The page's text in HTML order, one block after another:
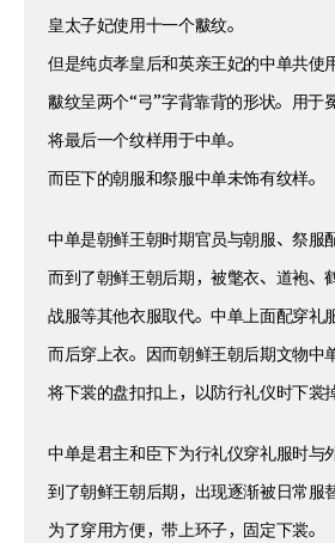
皇太子妃使用十一个黻纹。
但是纯贞孝皇后和英亲王妃的中单共使
黻纹呈两个“弓”字背靠背的形状。用于
将最后一个纹样用于中单。
而臣下的朝服和祭服中单未饰有纹样。
中单是朝鲜王朝时期官员与朝服、祭服
而到了朝鲜王朝后期，被氅衣、道袍、
战服等其他衣服取代。中单上面配穿礼
而后穿上衣。因而朝鲜王朝后期文物中
将下裳的盘扣扣上，以防行礼仪时下裳
中单是君主和臣下为行礼仪穿礼服时与
到了朝鲜王朝后期，出现逐渐被日常服
为了穿用方便，带上环子，固定下裳。